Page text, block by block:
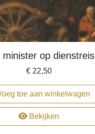
minister op dienstreis
€22,50
toe aan winkelwagen
Bekijken